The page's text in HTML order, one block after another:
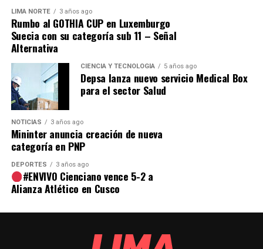
LIMA NORTE 3 años ago
Rumbo al GOTHIA CUP en Luxemburgo
Suecia con su categoría sub 11 – Señal
Alternativa
CIENCIA Y TECNOLOGÍA 5 años ago
Depsa lanza nuevo servicio Medical Box
para el sector Salud
NOTICIAS 3 años ago
Mininter anuncia creación de nueva
categoría en PNP
DEPORTES 3 años ago
#ENVIVO Cienciano vence 5-2 a
Alianza Atlético en Cusco